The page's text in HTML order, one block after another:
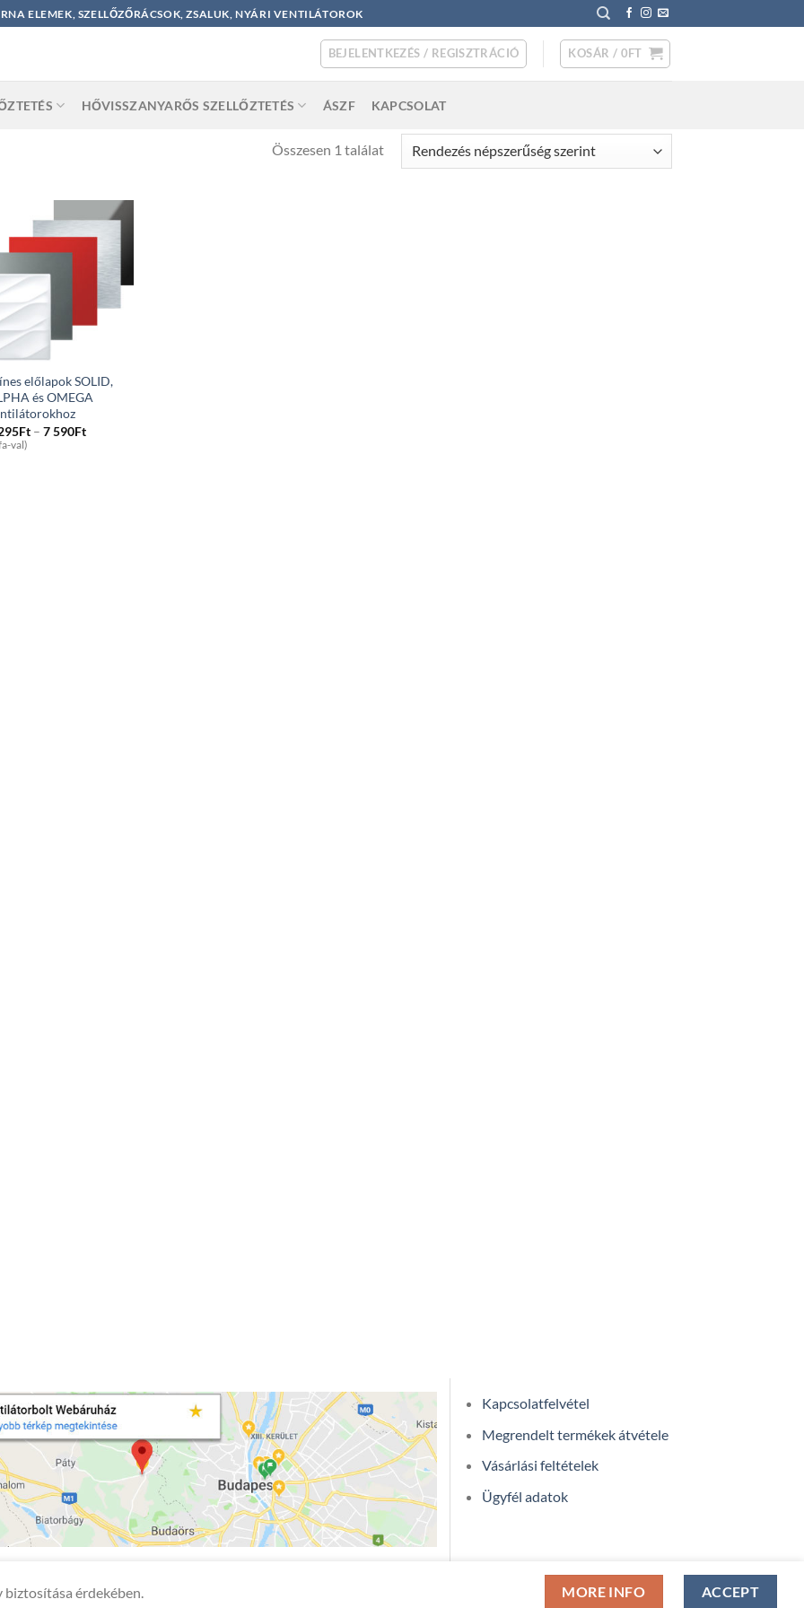
ELEMEK, SZELLŐZŐRÁCSOK, ZSALUK, NYÁRI VENTILÁTOROK
BEJELENTKEZÉS / REGISZTRÁCIÓ KOSÁR / 0FT
HŐVISSZANYARŐS SZELLŐZTETÉS ÁSZF KAPCSOLAT
Összesen 1 találat
előlapok SOLID,
és OMEGA
Ft – 7 590FtPrice
val)
Kapcsolatfelvétel
Megrendelt termékek átvétele
Vásárlási feltételek
Ügyfél adatok
biztosítása érdekében. MORE INFO ACCEPT